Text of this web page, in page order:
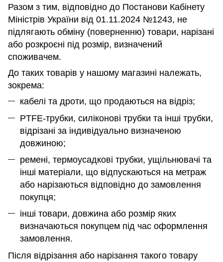
Разом з тим, відповідно до Постанови Кабінету
Міністрів України від 01.11.2024 №1243, не
підлягають обміну (поверненню) товари, нарізані
або розкроєні під розмір, визначений
споживачем.
До таких товарів у нашому магазині належать,
зокрема:
кабелі та дроти, що продаються на відріз;
PTFE-трубки, силіконові трубки та інші трубки,
відрізані за індивідуально визначеною
довжиною;
ремені, термоусадкові трубки, ущільнювачі та
інші матеріали, що відпускаються на метраж
або нарізаються відповідно до замовлення
покупця;
інші товари, довжина або розмір яких
визначаються покупцем під час оформлення
замовлення.
Після відрізання або нарізання такого товару